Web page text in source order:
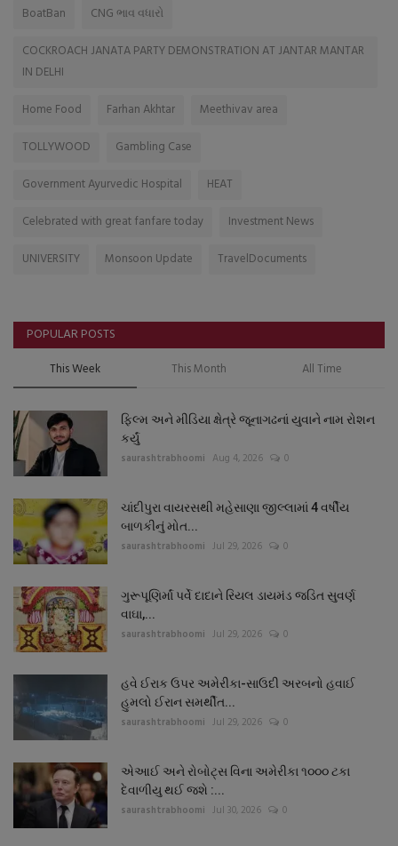
BoatBan
CNG ભાવ વધારો
COCKROACH JANATA PARTY DEMONSTRATION AT JANTAR MANTAR
IN DELHI
Home Food
Farhan Akhtar
Meethivav area
TOLLYWOOD
Gambling Case
Government Ayurvedic Hospital
HEAT
Celebrated with great fanfare today
Investment News
UNIVERSITY
Monsoon Update TravelDocuments
POPULAR POSTS
This Week This Month All Time
ફિલ્મ અને મીડિયા ક્ષેત્રે જૂનાગઢનાં યુવાને નામ રોશન
કર્યું
saurashtrabhoomi Aug 4, 2026 0
ચાંદીપુરા વાયરસથી મહેસાણા જીલ્લામાં 4 વર્ષીય
બાળકીનું મોત...
saurashtrabhoomi Jul 29, 2026 0
ગુરૂપૂણિર્માં પર્વે દાદાને રિયલ ડાયમંડ જડિત સુવર્ણ
વાઘા,...
saurashtrabhoomi Jul 29, 2026 0
હવે ઈરાક ઉપર અમેરીકા-સાઉદી અરબનો હવાઈ
હુમલો ઈરાન સમર્થીત...
saurashtrabhoomi Jul 29, 2026 0
એઆઈ અને રોબોટ્સ વિના અમેરીકા ૧૦૦૦ ટકા
દેવાળીયુ થઈ જશે :...
saurashtrabhoomi Jul 30, 2026 0